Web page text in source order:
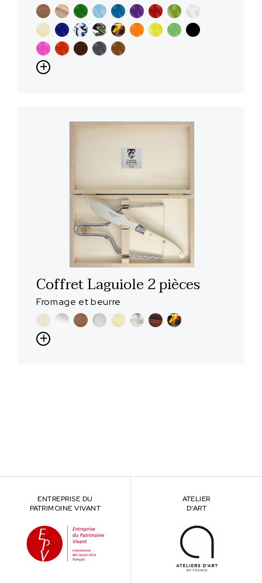
Coffret Laguiole 2 pièces
Fromage et beurre
ENTREPRISE DU
PATRIMOINE VIVANT
ATELIER
D’ART